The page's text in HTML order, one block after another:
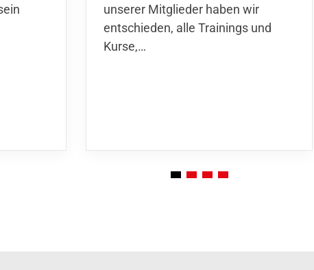
unserer Mitglieder haben wir
entschieden, alle Trainings und
Kurse,…